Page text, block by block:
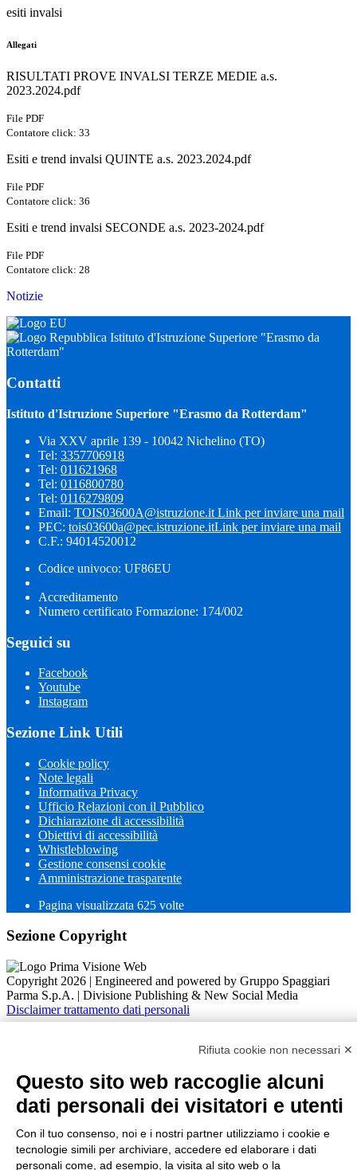
esiti invalsi
Allegati
RISULTATI PROVE INVALSI TERZE MEDIE a.s.
2023.2024.pdf
File PDF
Contatore click: 33
Esiti e trend invalsi QUINTE a.s. 2023.2024.pdf
File PDF
Contatore click: 36
Esiti e trend invalsi SECONDE a.s. 2023-2024.pdf
File PDF
Contatore click: 28
Notizie
Istituto d'Istruzione Superiore "Erasmo da
Rotterdam"
Contatti
Istituto d'Istruzione Superiore "Erasmo da Rotterdam"
Via XXV aprile 139 - 10042 Nichelino (TO)
Tel: 3357706918
Tel: 011621968
Tel: 0116800780
Tel: 0116279809
Email: TOIS03600A@istruzione.it Link per inviare una mail
PEC: tois03600a@pec.istruzione.itLink per inviare una mail
C.F.: 94014520012
Codice univoco: UF86EU
Accreditamento
Numero certificato Formazione: 174/002
Seguici su
Facebook
Youtube
Instagram
Sezione Link Utili
Cookie policy
Note legali
Informativa Privacy
Ufficio Relazioni con il Pubblico
Dichiarazione di accessibilità
Obiettivi di accessibilità
Whistleblowing
Gestione consensi cookie
Amministrazione trasparente
Pagina visualizzata 625 volte
Sezione Copyright
Copyright 2026 | Engineered and powered by Gruppo Spaggiari
Parma S.p.A. | Divisione Publishing & New Social Media
Disclaimer trattamento dati personali
Back to top
Rifiuta cookie non necessari ✕
Questo sito web raccoglie alcuni
dati personali dei visitatori e utenti
Con il tuo consenso, noi e i nostri partner utilizziamo i cookie e
tecnologie simili per archiviare, accedere ed elaborare i dati
personali come, ad esempio, la visita al sito web o la